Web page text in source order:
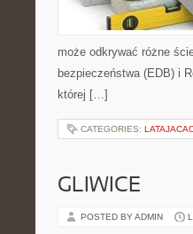
może odkrywać różne
bezpieczeństwa (EDB) i
której […]
CATEGORIES:
GLIWICE
POSTED BY ADMIN